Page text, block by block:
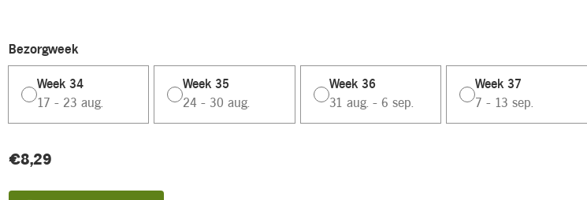
Bezorgweek
Week 34
17 - 23 aug.
Week 35
24 - 30 aug.
Week 36
31 aug. - 6 sep.
Week 37
7 - 13 sep.
Huidige
Product
prijs:
€8,29